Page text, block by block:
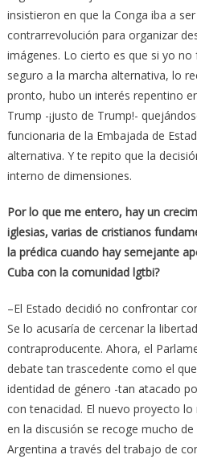
insistieron en que la Conga iba a
contrarrevolución para organizar
imágenes. Lo cierto es que si yo
seguro a la marcha alternativa, lo
pronto, hubo un interés repentino
Trump -¡justo de Trump!-
funcionaria de la Embajada de
alternativa. Y te repito que la
interno de dimensiones.
Por lo que me entero, hay un
iglesias, varias de cristianos
la prédica cuando hay semejante
Cuba con la comunidad lgtbi?
–El Estado decidió no confrontar
Se lo acusaría de cercenar la
contraproducente. Ahora, el
debate tan trascedente como el
identidad de género -tan atacado
con tenacidad. El nuevo proyecto
en la discusión se recoge mucho
Argentina a través del trabajo de